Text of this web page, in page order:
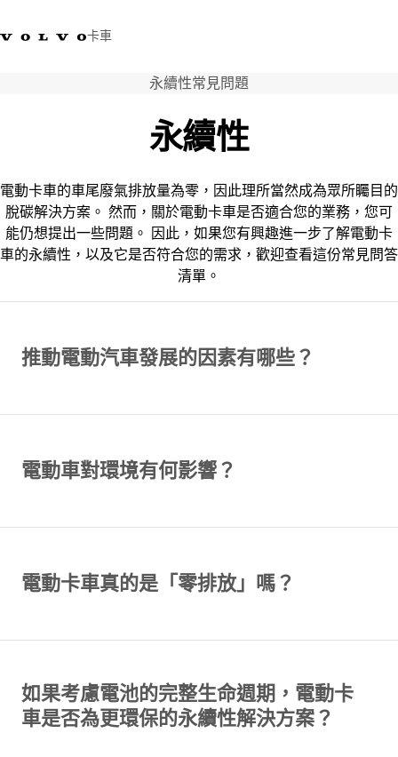
卡車
Volvo Trucks商店登入 查找經銷商台灣
運輸需求
服務
新聞與媒體
關於我們
聯絡我們
永續性常見問題
永續性
電動卡車的車尾廢氣排放量為零，因此理所當然成為眾所矚目的
脫碳解決方案。 然而，關於電動卡車是否適合您的業務，您可
能仍想提出一些問題。 因此，如果您有興趣進一步了解電動卡
車的永續性，以及它是否符合您的需求，歡迎查看這份常見問答
清單。
推動電動汽車發展的因素有哪些？
電動車對環境有何影響？
電動卡車真的是「零排放」嗎？
如果考慮電池的完整生命週期，電動卡
車是否為更環保的永續性解決方案？